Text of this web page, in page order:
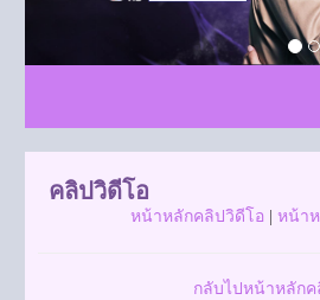
คลิปวิดีโอ
หน้าหลักคลิปวิดีโอ หน้า
กลับไปหน้าหลักค